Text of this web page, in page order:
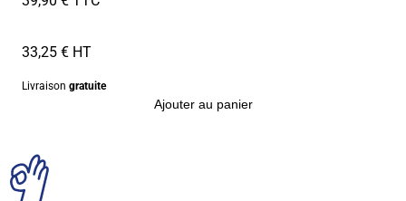
33,25 € HT
Livraison gratuite
Ajouter au panier